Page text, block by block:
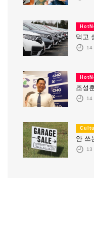
먹고
14
조성
14
안 쓰
13